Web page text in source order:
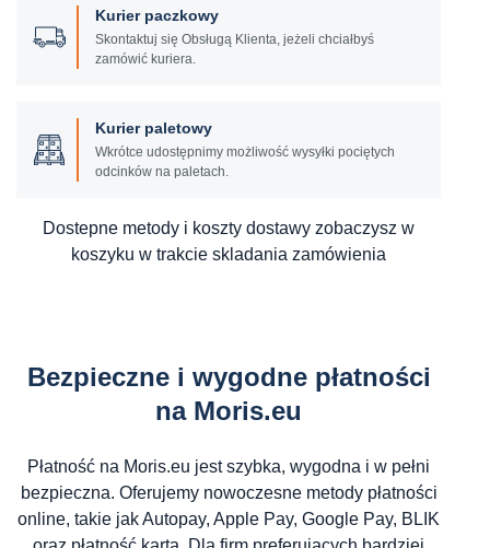
Kurier paczkowy
Skontaktuj się Obsługą Klienta, jeżeli chciałbyś
zamówić kuriera.
Kurier paletowy
Wkrótce udostępnimy możliwość wysyłki pociętych
odcinków na paletach.
Dostepne metody i koszty dostawy zobaczysz w
koszyku w trakcie skladania zamówienia
Bezpieczne i wygodne płatności
na Moris.eu
Płatność na Moris.eu jest szybka, wygodna i w pełni
bezpieczna. Oferujemy nowoczesne metody płatności
online, takie jak Autopay, Apple Pay, Google Pay, BLIK